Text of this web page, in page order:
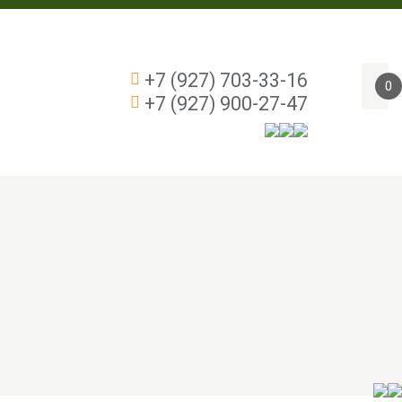
+7 (927) 703-33-16
+7 (927) 900-27-47
0